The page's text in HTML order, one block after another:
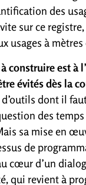
des
sur ce
usages à
construire est à
évités dès la
dont il
des
sa mise en
de
cœur d’un
qui revient à